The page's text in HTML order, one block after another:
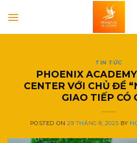
TIN TỨC
PHOENIX
CENTER VỚI CHỦ ĐỀ
GIAO TIẾP CÓ
POSTED ON29 THÁNG 8, 2025 BY